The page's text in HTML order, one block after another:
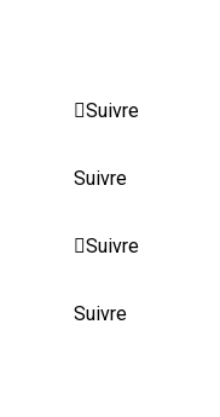
Suivre
Suivre
Suivre
Suivre